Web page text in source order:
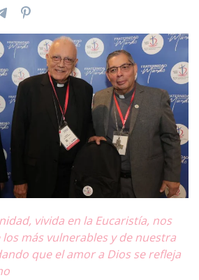
vivida en la Eucaristía, nos
más vulnerables y de nuestra
que el amor a Dios se refleja